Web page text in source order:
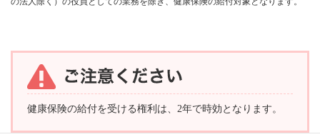
健康保険の給付を受ける権利は、2年で時効となります。